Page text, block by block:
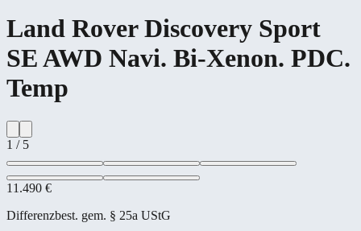
Land Rover Discovery Sport
SE AWD Navi. Bi-​Xenon. PDC.
Temp
1 / 5
11.490 €
Differenzbest. gem. § 25a UStG